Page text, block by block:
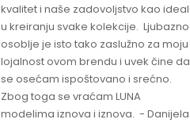
kvalitet i naše zadovoljstvo kao ideal
u kreiranju svake kolekcije. Ljubazno
osoblje je isto tako zaslužno za moju
lojalnost ovom brendu i uvek čine da
se osećam ispoštovano i srećno.
Zbog toga se vraćam LUNA
modelima iznova i iznova. - Danijela